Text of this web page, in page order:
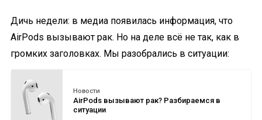
Дичь недели: в медиа появилась информация, что
AirPods вызывают рак. Но на деле всё не так, как в
громких заголовках. Мы разобрались в ситуации:
Новости
AirPods вызывают рак? Разбираемся в
ситуации